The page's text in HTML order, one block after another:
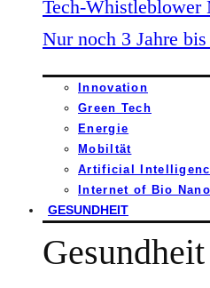
Tech-Whistleblower
Nur noch 3 Jahre
Innovation
Green Tech
Energie
Mobiltät
Artificial
Internet of Bio
GESUNDHEIT
Gesundheit